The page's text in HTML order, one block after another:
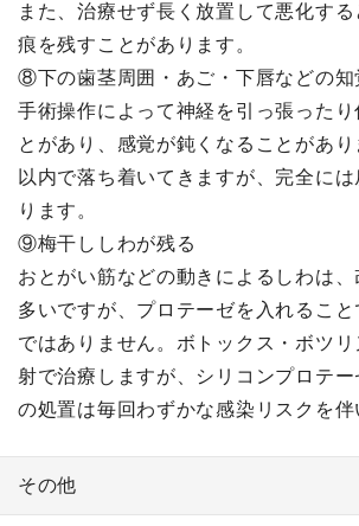
また、治療せず長く放置して悪化す
痕を残すことがあります。
⑧下の歯茎周囲・あご・下唇などの知
手術操作によって神経を引っ張ったり
とがあり、感覚が鈍くなることがあ
以内で落ち着いてきますが、完全に
ります。
⑨梅干ししわが残る
おとがい筋などの動きによるしわは
多いですが、プロテーゼを入れるこ
ではありません。ボトックス・ボツ
射で治療しますが、シリコンプロテ
の処置は毎回わずかな感染リスクを伴
その他